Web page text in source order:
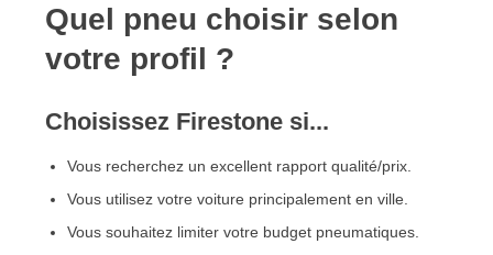
Quel pneu choisir selon
votre profil ?
Choisissez Firestone si...
Vous recherchez un excellent rapport qualité/prix.
Vous utilisez votre voiture principalement en ville.
Vous souhaitez limiter votre budget pneumatiques.